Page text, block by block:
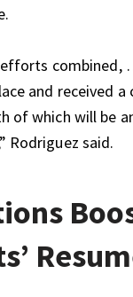
combined,
and received
of which will be
Rodriguez said.